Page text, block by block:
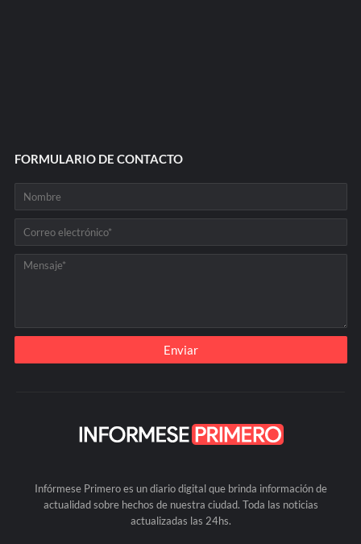
FORMULARIO DE CONTACTO
Infórmese Primero es un diario digital que brinda información de
actualidad sobre hechos de nuestra ciudad. Toda las noticias
actualizadas las 24hs.